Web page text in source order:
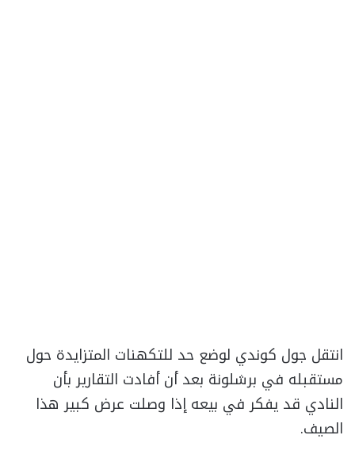
انتقل جول كوندي لوضع حد للتكهنات المتزايدة حول
مستقبله في برشلونة بعد أن أفادت التقارير بأن
النادي قد يفكر في بيعه إذا وصلت عرض كبير هذا
الصيف.